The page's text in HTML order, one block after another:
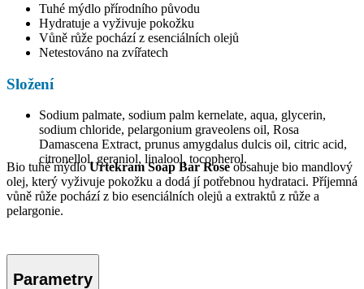
Tuhé mýdlo přírodního původu
Hydratuje a vyživuje pokožku
Vůně růže pochází z esenciálních olejů
Netestováno na zvířatech
Složení
Sodium palmate, sodium palm kernelate, aqua, glycerin,
sodium chloride, pelargonium graveolens oil, Rosa
Damascena Extract, prunus amygdalus dulcis oil, citric acid,
citronellol, geraniol, linalool, tocopherol.
Bio tuhé mýdloUrtekram Soap Bar Roseobsahuje bio mandlový
olej, který vyživuje pokožku a dodá jí potřebnou hydrataci. Příjemná
vůně růže pochází z bio esenciálních olejů a extraktů z růže a
pelargonie.
Parametry